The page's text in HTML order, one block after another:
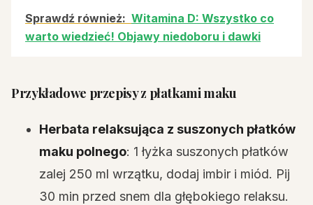
Sprawdź również: Witamina D: Wszystko co
warto wiedzieć! Objawy niedoboru i dawki
Przykładowe przepisy z płatkami maku
Herbata relaksująca z suszonych płatków
maku polnego: 1 łyżka suszonych płatków
zalej 250 ml wrzątku, dodaj imbir i miód. Pij
30 min przed snem dla głębokiego relaksu.